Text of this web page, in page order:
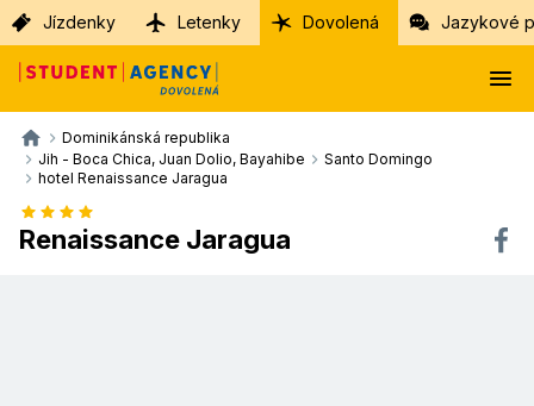
Jízdenky Letenky Dovolená Jazykové
Dominikánská republika
Jih - Boca Chica, Juan Dolio, Bayahibe
Santo Domingo
hotel Renaissance Jaragua
Renaissance Jaragua